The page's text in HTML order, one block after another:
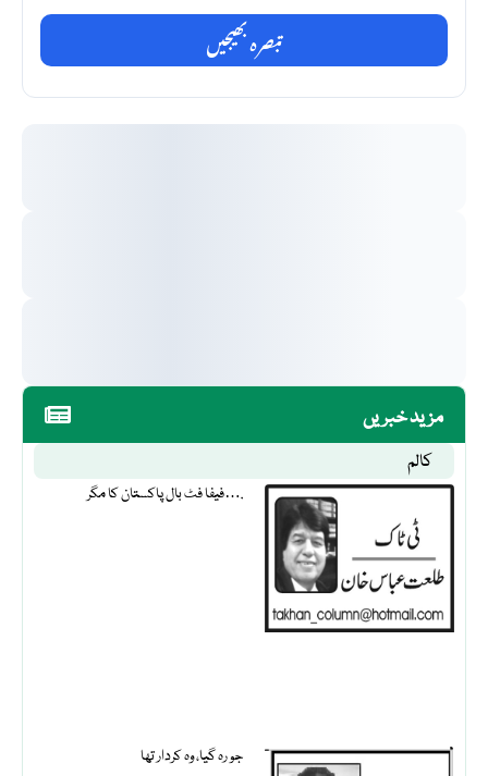
مزید خبریں
کالم
فیفا فٹ بال پاکستان کا مگر….
جو رہ گیا، وہ کردار تھا
تبصرہ بھیجیں